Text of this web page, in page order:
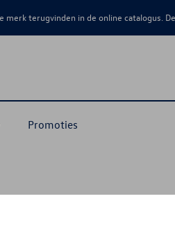
terugvinden in de online catalogus.
Promoties